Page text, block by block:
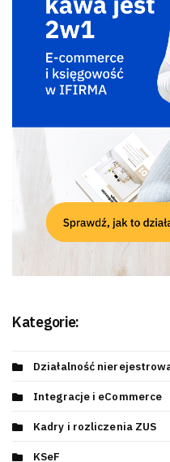
Kategorie:
Działalność
Integracje i eCommerce
Kadry i rozliczenia ZUS
KSeF